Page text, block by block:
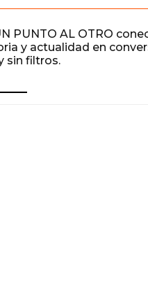
PUNTO AL OTRO
y actualidad en
sin filtros.